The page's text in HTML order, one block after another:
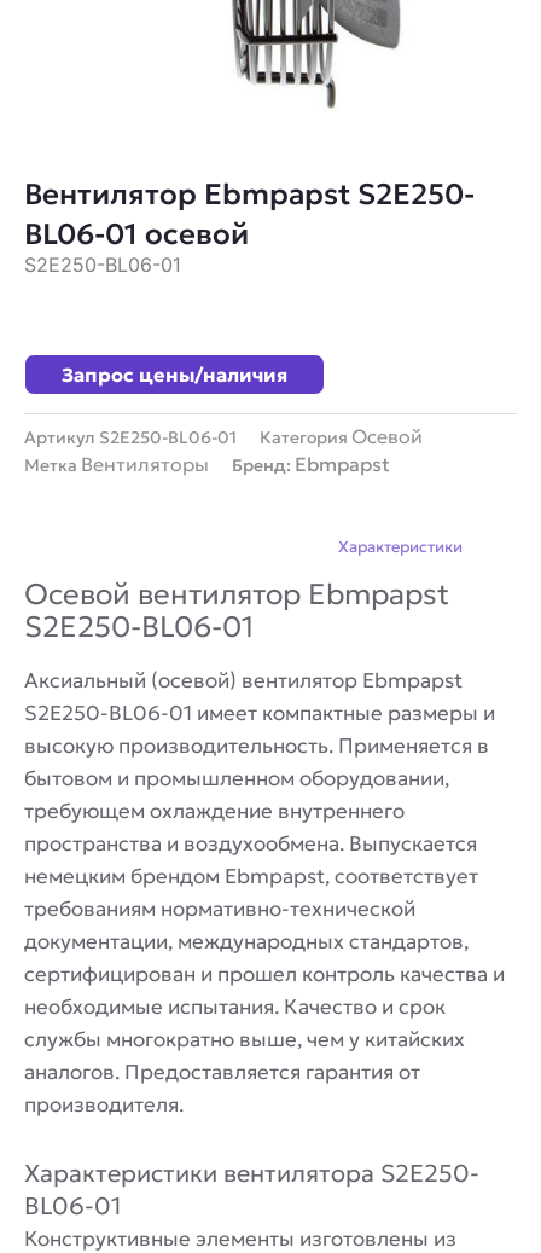
Вентилятор Ebmpapst S2E250-
BL06-01 осевой
S2E250-BL06-01
Запрос цены/наличия
Артикул S2E250-BL06-01 Категория Осевой
Метка Вентиляторы Бренд: Ebmpapst
Характеристики
Осевой вентилятор Ebmpapst
S2E250-BL06-01
Аксиальный (осевой) вентилятор Ebmpapst
S2E250-BL06-01 имеет компактные размеры и
высокую производительность. Применяется в
бытовом и промышленном оборудовании,
требующем охлаждение внутреннего
пространства и воздухообмена. Выпускается
немецким брендом Ebmpapst, соответствует
требованиям нормативно-технической
документации, международных стандартов,
сертифицирован и прошел контроль качества и
необходимые испытания. Качество и срок
службы многократно выше, чем у китайских
аналогов. Предоставляется гарантия от
производителя.
Характеристики вентилятора S2E250-
BL06-01
Конструктивные элементы изготовлены из